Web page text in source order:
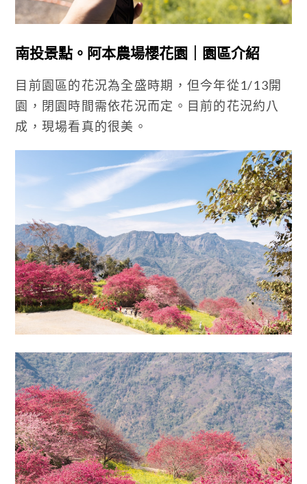
南投景點。阿本農場櫻花園｜園區介紹
目前園區的花況為全盛時期，但今年從1/13開
園，閉園時間需依花況而定。目前的花況約八
成，現場看真的很美。